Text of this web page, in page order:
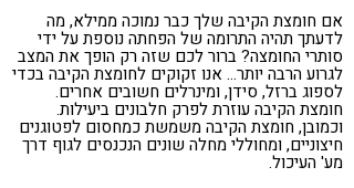
אם חומצת הקיבה שלך כבר נמוכה ממילא, מה
לדעתך תהיה התרומה של הפחתה נוספת על ידי
סותרי החומצה? ברור לכם שזה רק הופך את המצב
לגרוע הרבה יותר… אנו זקוקים לחומצת הקיבה בכדי
לספוג ברזל, סידן, ומינרלים חשובים אחרים.
חומצת הקיבה עוזרת לפרק חלבונים ביעילות.
וכמובן, חומצת הקיבה משמשת כמחסום לפטוגנים
חיצוניים, ומחוללי מחלה שונים הנכנסים לגוף דרך
מע' העיכול.